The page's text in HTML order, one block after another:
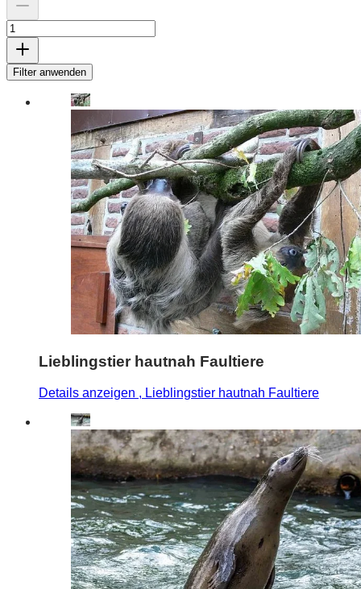
Filter anwenden
Lieblingstier hautnah Faultiere
Details anzeigen , Lieblingstier hautnah Faultiere